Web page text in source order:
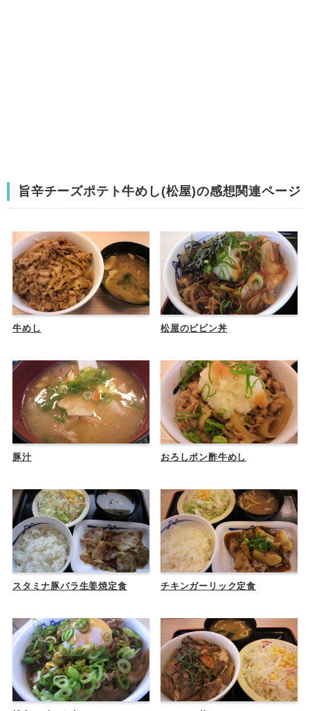
旨辛チーズポテト牛めし(松屋)の感想関連ページ
牛めし 松屋のビビン丼
豚汁 おろしポン酢牛めし
スタミナ豚バラ生姜焼定食 チキンガーリック定食